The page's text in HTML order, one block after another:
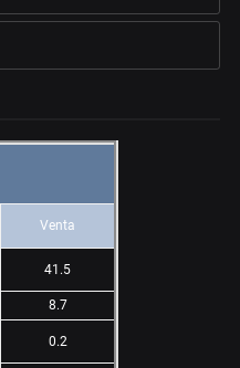
Venta
41.5
8.7
0.2